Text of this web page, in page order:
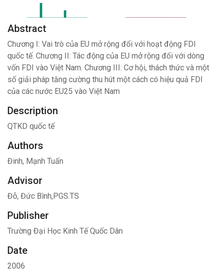
Abstract
Chương I: Vai trò của EU mở rộng đối với hoạt động FDI
quốc tế. Chương II: Tác động của EU mở rộng đối với dòng
vốn FDI vào Việt Nam. Chương III: Cơ hội, thách thức và một
số giải pháp tăng cường thu hút một cách có hiệu quả FDI
của các nước EU25 vào Việt Nam
Description
QTKD quốc tế
Authors
Đinh, Mạnh Tuấn
Advisor
Đỗ, Đức Bình,PGS.TS
Publisher
Trường Đại Học Kinh Tế Quốc Dân
Date
2006